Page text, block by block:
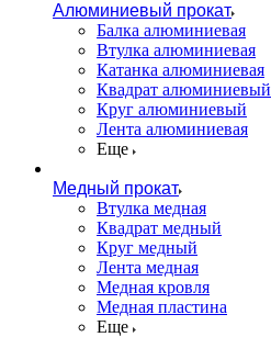
Алюминиевый прокат
Балка алюминиевая
Втулка алюминиевая
Катанка алюминиевая
Квадрат алюминиевый
Круг алюминиевый
Лента алюминиевая
Еще
Медный прокат
Втулка медная
Квадрат медный
Круг медный
Лента медная
Медная кровля
Медная пластина
Еще